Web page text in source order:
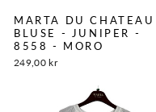
MARTA DU
BLUSE - JUNIPER -
8558 - MORO
249,00 kr